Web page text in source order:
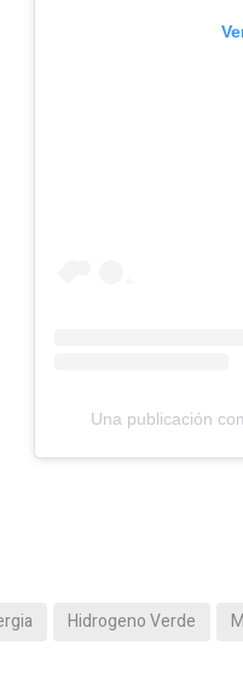
Una publicación
Hidrogeno Verde